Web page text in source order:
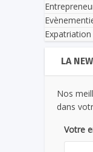
Expatriation
LA
Nos
dans
Votre